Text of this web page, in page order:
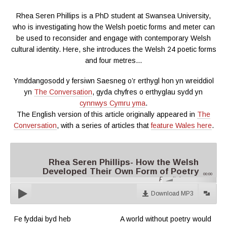
Rhea Seren Phillips is a PhD student at Swansea University,
who is investigating how the Welsh poetic forms and meter can
be used to reconsider and engage with contemporary Welsh
cultural identity. Here, she introduces the Welsh 24 poetic forms
and four metres…
Ymddangosodd y fersiwn Saesneg o’r erthygl hon yn wreiddiol
yn The Conversation, gyda chyfres o erthyglau sydd yn
cynnwys Cymru yma.
The English version of this article originally appeared in The
Conversation, with a series of articles thatfeature Wales here.
Rhea Seren Phillips- How the Welsh
Developed Their Own Form of Poetry
Parallel.cymru
00:00
Download MP3
Fe fyddai byd heb
A world without poetry would